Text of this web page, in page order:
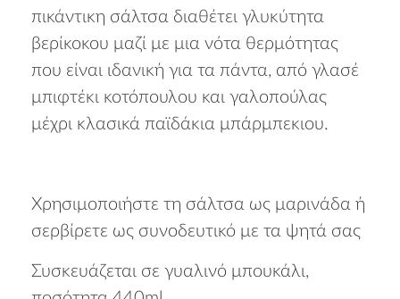
πικάντικη σάλτσα διαθέτει γλυκύτητα
βερίκοκου μαζί με μια νότα θερμότητας
που είναι ιδανική για τα πάντα, από γλασέ
μπιφτέκι κοτόπουλου και γαλοπούλας
μέχρι κλασικά παϊδάκια μπάρμπεκιου.
Χρησιμοποιήστε τη σάλτσα ως μαρινάδα ή
σερβίρετε ως συνοδευτικό με τα ψητά σας
Συσκευάζεται σε γυαλινό μπουκάλι,